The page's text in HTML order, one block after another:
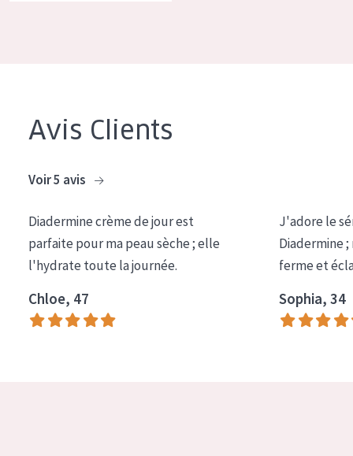
Peau sensible
Peau mixte ou grasse
Peau mature
Peau ménopausée
Avis Clients
Voir 5 avis
Diadermine crème de jour est
parfaite pour ma peau sèche ; elle
l'hydrate toute la journée.
Chloe, 47
J'adore le
Diadermine
ferme et
Sophia, 34